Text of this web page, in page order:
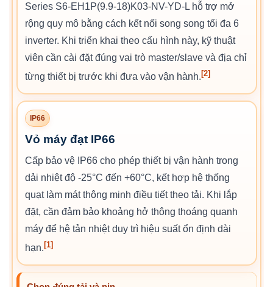
Series S6-EH1P(9.9-18)K03-NV-YD-L hỗ trợ mở
rộng quy mô bằng cách kết nối song song tối đa 6
inverter. Khi triển khai theo cấu hình này, kỹ thuật
viên cần cài đặt đúng vai trò master/slave và địa chỉ
từng thiết bị trước khi đưa vào vận hành. [2]
IP66
Vỏ máy đạt IP66
Cấp bảo vệ IP66 cho phép thiết bị vận hành trong
dải nhiệt độ -25°C đến +60°C, kết hợp hệ thống
quạt làm mát thông minh điều tiết theo tải. Khi lắp
đặt, cần đảm bảo khoảng hở thông thoáng quanh
máy để hệ tản nhiệt duy trì hiệu suất ổn định dài
hạn. [1]